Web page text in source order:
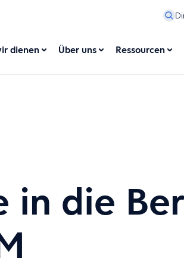
dienen Über uns Ressourcen
in die